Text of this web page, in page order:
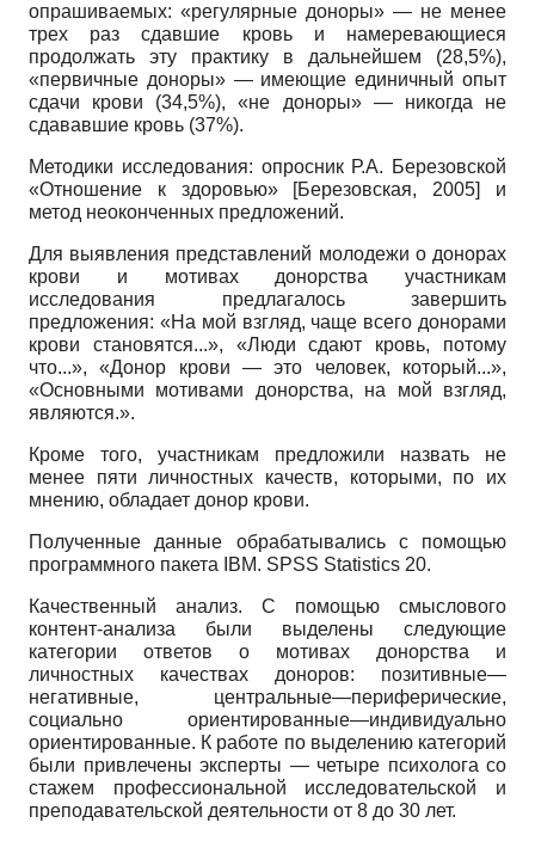
опрашиваемых: «регулярные доноры» — не менее
трех раз сдавшие кровь и намеревающиеся
продолжать эту практику в дальнейшем (28,5%),
«первичные доноры» — имеющие единичный опыт
сдачи крови (34,5%), «не доноры» — никогда не
сдававшие кровь (37%).
Методики исследования: опросник Р.А. Березовской
«Отношение к здоровью» [Березовская, 2005]
и
метод неоконченных предложений.
Для выявления представлений молодежи о донорах
крови и мотивах донорства участникам
исследования предлагалось завершить
предложения: «На мой взгляд, чаще всего донорами
крови становятся...», «Люди сдают кровь, потому
что...», «Донор крови — это человек, который...»,
«Основными мотивами донорства, на мой взгляд,
являются.».
Кроме того, участникам предложили назвать не
менее пяти личностных качеств, которыми, по их
мнению, обладает донор крови.
Полученные данные обрабатывались с помощью
программного пакета
IBM. SPSS Statistics 20.
Качественный анализ. С помощью смыслового
контент-анализа были выделены следующие
категории ответов о мотивах донорства и
личностных качествах доноров: позитивные—
негативные, центральные—периферические,
социально ориентированные—индивидуально
ориентированные. К работе по выделению категорий
были привлечены эксперты — четыре психолога со
стажем профессиональной исследовательской и
преподавательской деятельности от 8 до 30 лет.